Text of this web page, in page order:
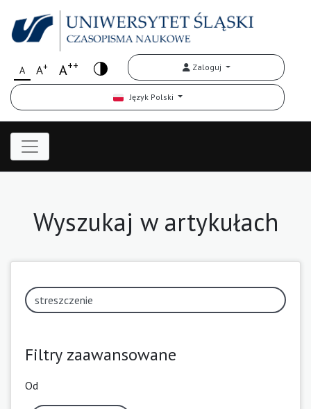
A A+ A++ Zaloguj
Język Polski
Wyszukaj w artykułach
Filtry zaawansowane
Od